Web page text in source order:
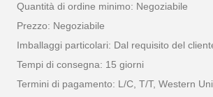
Quantità di ordine minimo: Negoziabile
Prezzo: Negoziabile
Imballaggi particolari: Dal requisito del
Tempi di consegna: 15 giorni
Termini di pagamento: L/C, T/T, Western